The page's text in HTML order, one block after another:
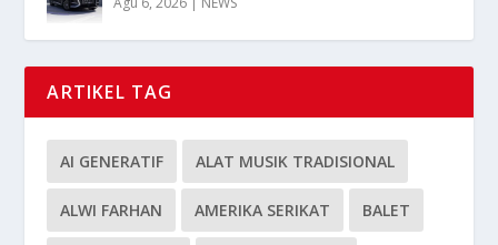
ARTIKEL TAG
AI GENERATIF ALAT MUSIK TRADISIONAL
ALWI FARHAN AMERIKA SERIKAT BALET